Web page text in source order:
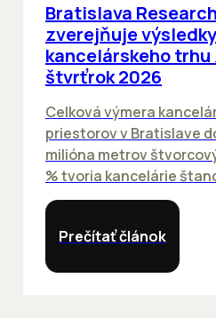
Bratislava
zverejňuje výsledky
kancelárskeho trhu
štvrťrok 2026
Celková výmera
priestorov v Bratislave
milióna metrov
% tvoria kancelárie
Prečítať článok